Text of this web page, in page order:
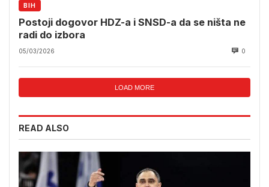
BIH
Postoji dogovor HDZ-a i SNSD-a da se ništa ne
radi do izbora
05/03/2026 0
LOAD MORE
READ ALSO